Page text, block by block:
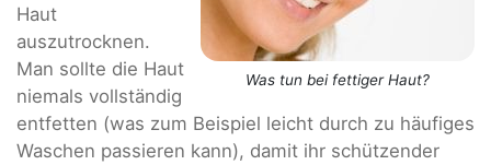
Was tun bei fettiger Haut?
Haut
auszutrocknen.
Man sollte die Haut
niemals vollständig
entfetten (was zum Beispiel leicht durch zu häufiges
Waschen passieren kann), damit ihr schützender